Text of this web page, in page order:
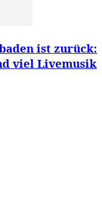
ist zurück:
viel Livemusik